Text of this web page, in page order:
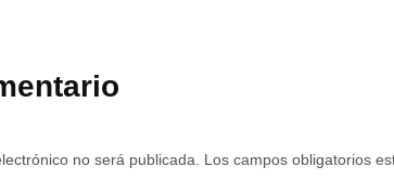
no será publicada. Los campos obligatorios